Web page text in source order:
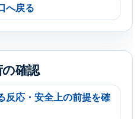
へ戻る
確認
反応・安全上の前提を確